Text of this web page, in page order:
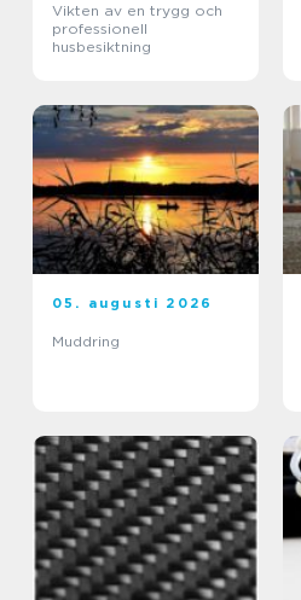
Vikten av en trygg och
professionell
husbesiktning
05. augusti 2026
Muddring